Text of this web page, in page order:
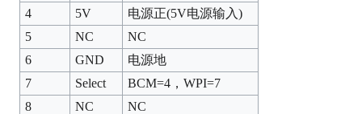
4
5V
电源正(5V电源输入)
5
NC
NC
6
GND
电源地
7
Select
BCM=4，WPI=7
8
NC
NC